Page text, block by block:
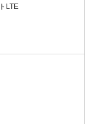
LTE